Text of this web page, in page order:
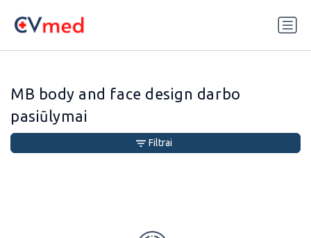
MB body and face design darbo
pasiūlymai
Filtrai